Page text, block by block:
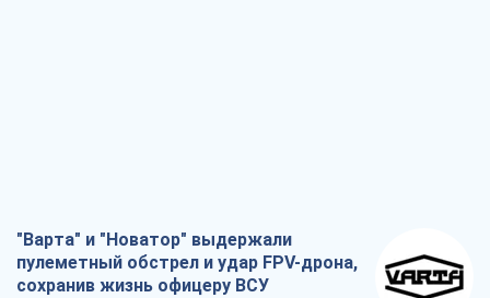
"Варта" и "Новатор" выдержали
пулеметный обстрел и удар FPV-дрона,
сохранив жизнь офицеру ВСУ